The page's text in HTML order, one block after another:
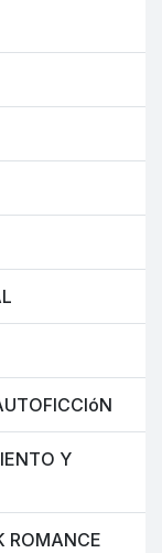
Y
ROMANCE